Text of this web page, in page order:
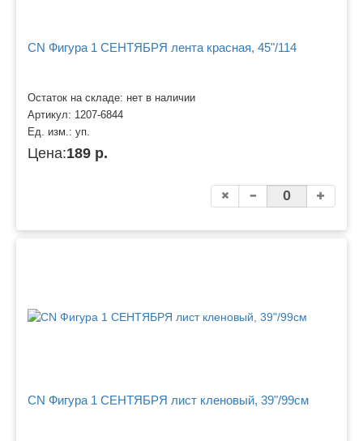
CN Фигура 1 СЕНТЯБРЯ лента красная, 45"/114
Остаток на складе: нет в наличии
Артикул: 1207-6844
Ед. изм.: уп.
Цена:189 р.
CN Фигура 1 СЕНТЯБРЯ лист кленовый, 39"/99см